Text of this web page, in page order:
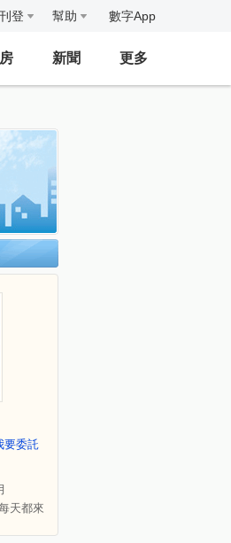
登 幫助 數字App
新聞 更多
要委託
天都來